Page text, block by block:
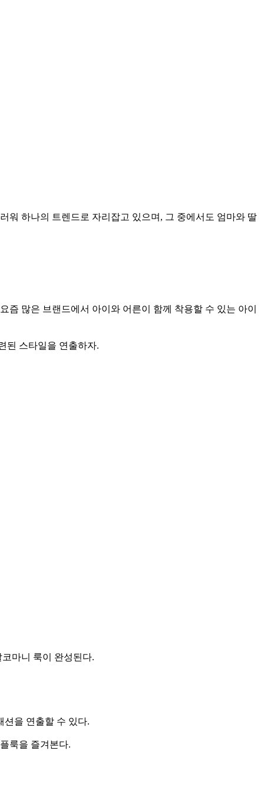
워 하나의 트렌드로 자리잡고 있으며, 그 중에서도 엄마와 딸
많은 브랜드에서 아이와 어른이 함께 착용할 수 있는 아이
된 스타일을 연출하자.
마니 룩이 완성된다.
션을 연출할 수 있다.
룩을 즐겨본다.